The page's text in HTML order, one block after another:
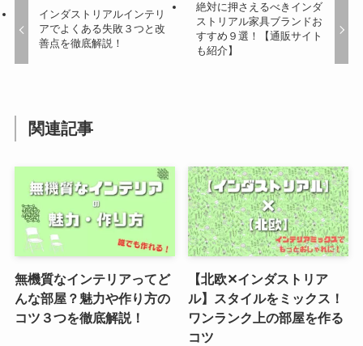
インダストリアルインテリ
アでよくある失敗３つと改
善点を徹底解説！
絶対に押さえるべきインダ
ストリアル家具ブランドお
すすめ９選！【通販サイト
も紹介】
関連記事
無機質なインテリアってど
んな部屋？魅力や作り方の
コツ３つを徹底解説！
【北欧✕インダストリア
ル】スタイルをミックス！
ワンランク上の部屋を作る
コツ